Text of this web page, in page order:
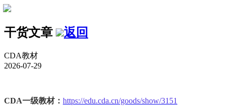
干货文章 返回
CDA教材
2026-07-29
CDA一级教材： https://edu.cda.cn/goods/show/3151